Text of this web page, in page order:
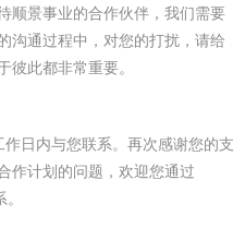
顺景事业的合作伙伴，我们需要
沟通过程中，对您的打扰，请给
此都非常重要。
日内与您联系。再次感谢您的支
作计划的问题，欢迎您通过